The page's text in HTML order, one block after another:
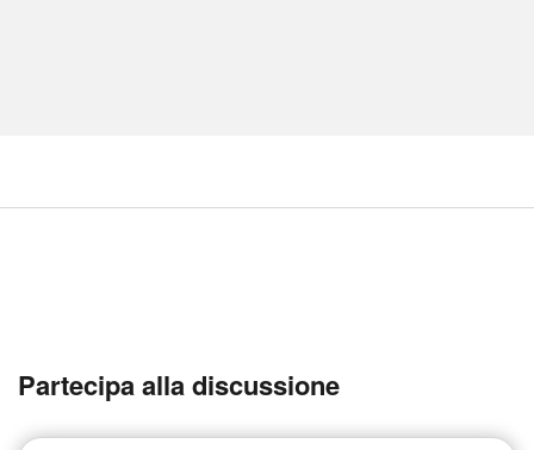
Partecipa alla discussione